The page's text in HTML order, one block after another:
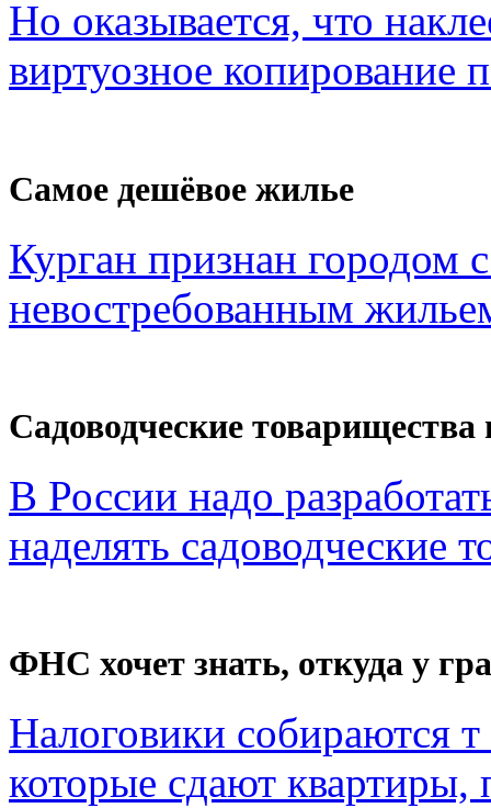
Но оказывается, что
виртуозное копирование
Самое дешёвое жилье
Курган признан
невостребованным
Садоводческие
В России надо
наделять садоводческие
ФНС хочет знать, откуда у
Налоговики собираются
которые сдают квартиры,